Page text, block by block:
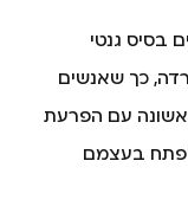
בסיס גנטי
כך שאנשים
עם הפרעת
לפתח בעצמם